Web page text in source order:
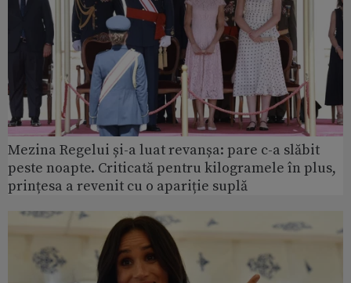
Mezina Regelui și-a luat revanșa: pare c-a slăbit
peste noapte. Criticată pentru kilogramele în plus,
prințesa a revenit cu o apariție suplă